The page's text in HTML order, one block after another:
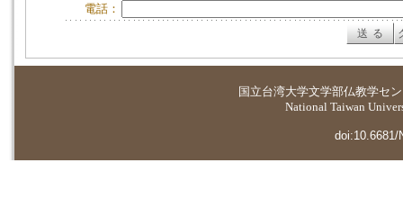
電話：
国立台湾大学文学部仏教学セ
National Taiwan
doi:10.6681/